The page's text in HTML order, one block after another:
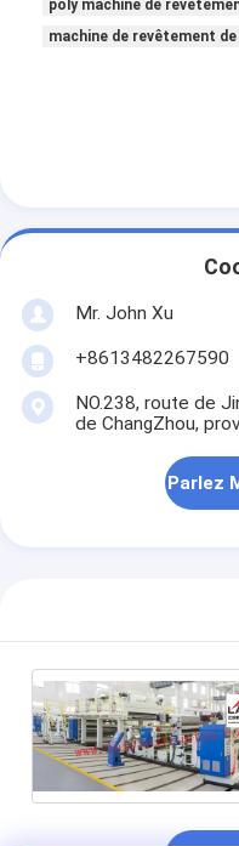
Machine de
Machine de
machine à papier
Machine de tissu
poly machine de
machine de revêtement
Mr. John Xu
+8613482267590
NO.238, route de
de ChangZhou,
Parlez